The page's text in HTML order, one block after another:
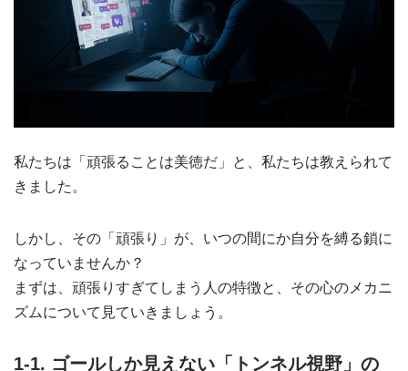
私たちは「頑張ることは美徳だ」と、私たちは教えられて
きました。
しかし、その「頑張り」が、いつの間にか自分を縛る鎖に
なっていませんか？
まずは、頑張りすぎてしまう人の特徴と、その心のメカニ
ズムについて見ていきましょう。
1-1. ゴールしか見えない「トンネル視野」の